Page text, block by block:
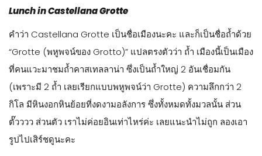
Lunch in Castellana Grotte
คำว่า Castellana Grotte เป็นชื่อเมืองนะคะ และก็เป็นชื่อถ้ำด้วย
“Grotte (พหูพจน์ของ Grotto)” แปลตรงตัวว่า ถ้ำ เมืองนี้เป็นเมือง
ที่คนแวะมาชมถ้ำคาสเทลลาน่า ซึ่งเป็นถ้ำใหญ่ 2 อันเชื่อมกัน
(เพราะมี 2 ถ้ำ เลยเรียกแบบพหูพจน์ว่า Grotte) ความลึกกว่า 2
กิโล มีหินงอกหินย้อยที่งดงามอลังการ ซึ่งทั้งหมดทั้งมวลนั้น ส่วน
ตั๊วววว ส่วนตัว เราไม่ค่อยอินเท่าไหร่ค่ะ เลยแนะนำไม่ถูก ลองเอา
รูปไปเสิร์ชดูนะคะ